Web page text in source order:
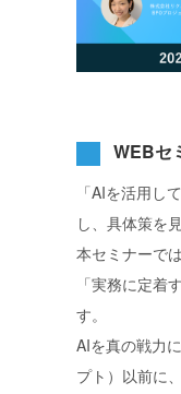
WEBセ
「AIを活用し
し、具体策を
本セミナーで
「実務に定着
す。
AIを真の戦力
プト）以前に